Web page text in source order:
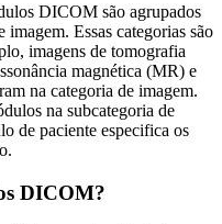
DICOM são agrupados
imagem. Essas categorias são
imagens de tomografia
magnética (MR) e
na categoria de imagem.
na subcategoria de
de paciente especifica os
DICOM?